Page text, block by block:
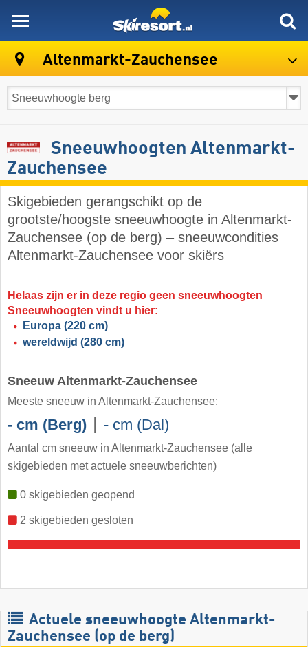
Altenmarkt-Zauchensee
Sneeuwhoogten Altenmarkt-
Zauchensee
Skigebieden gerangschikt op de
grootste/hoogste sneeuwhoogte in Altenmarkt-
Zauchensee (op de berg) – sneeuwcondities
Altenmarkt-Zauchensee voor skiërs
Helaas zijn er in deze regio geen sneeuwhoogten
Sneeuwhoogten vindt u hier:
Europa (220 cm)
wereldwijd (280 cm)
Sneeuw Altenmarkt-Zauchensee
Meeste sneeuw in Altenmarkt-Zauchensee:
- cm (Berg) | - cm (Dal)
Aantal cm sneeuw in Altenmarkt-Zauchensee (alle
skigebieden met actuele sneeuwberichten)
0 skigebieden geopend
2 skigebieden gesloten
Actuele sneeuwhoogte Altenmarkt-
Zauchensee (op de berg)